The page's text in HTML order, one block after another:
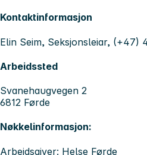
Kontaktinformasjon
Elin Seim, Seksjonsleiar, (+47)
Arbeidssted
Svanehaugvegen 2
6812 Førde
Nøkkelinformasjon:
Arbeidsgiver: Helse Førde